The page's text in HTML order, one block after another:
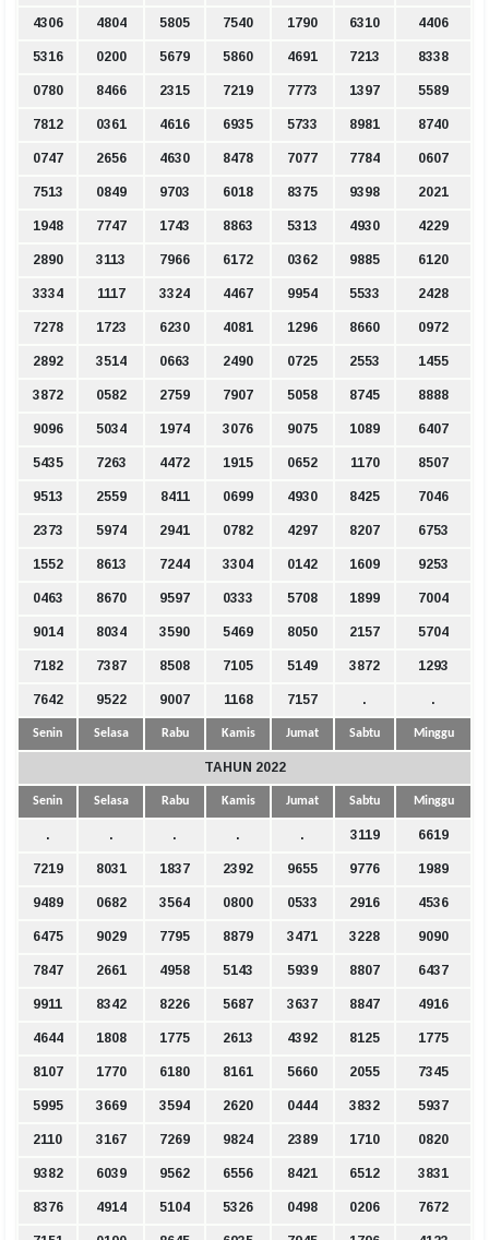
4306 4804 5805 7540 1790 6310 4406
5316 0200 5679 5860 4691 7213 8338
0780 8466 2315 7219 7773 1397 5589
7812 0361 4616 6935 5733 8981 8740
0747 2656 4630 8478 7077 7784 0607
7513 0849 9703 6018 8375 9398 2021
1948 7747 1743 8863 5313 4930 4229
2890 3113 7966 6172 0362 9885 6120
3334 1117 3324 4467 9954 5533 2428
7278 1723 6230 4081 1296 8660 0972
2892 3514 0663 2490 0725 2553 1455
3872 0582 2759 7907 5058 8745 8888
9096 5034 1974 3076 9075 1089 6407
5435 7263 4472 1915 0652 1170 8507
9513 2559 8411 0699 4930 8425 7046
2373 5974 2941 0782 4297 8207 6753
1552 8613 7244 3304 0142 1609 9253
0463 8670 9597 0333 5708 1899 7004
9014 8034 3590 5469 8050 2157 5704
7182 7387 8508 7105 5149 3872 1293
7642 9522 9007 1168 7157 . .
Senin Selasa Rabu Kamis Jumat Sabtu Minggu
TAHUN 2022
Senin Selasa Rabu Kamis Jumat Sabtu Minggu
. . . . . 3119 6619
7219 8031 1837 2392 9655 9776 1989
9489 0682 3564 0800 0533 2916 4536
6475 9029 7795 8879 3471 3228 9090
7847 2661 4958 5143 5939 8807 6437
9911 8342 8226 5687 3637 8847 4916
4644 1808 1775 2613 4392 8125 1775
8107 1770 6180 8161 5660 2055 7345
5995 3669 3594 2620 0444 3832 5937
2110 3167 7269 9824 2389 1710 0820
9382 6039 9562 6556 8421 6512 3831
8376 4914 5104 5326 0498 0206 7672